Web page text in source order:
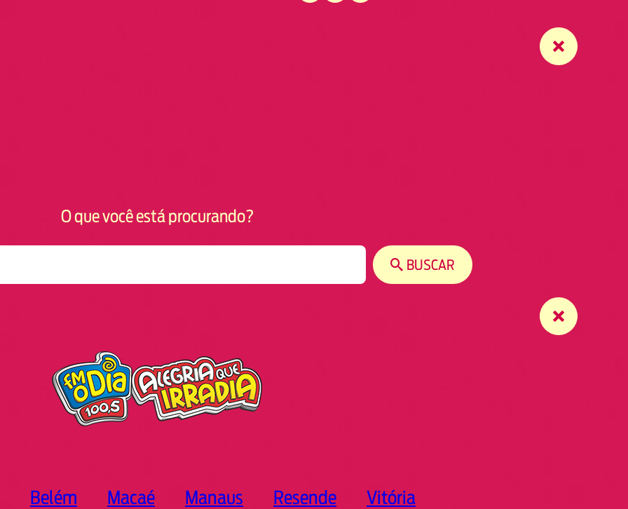
O que você está procurando?
BUSCAR
Belém Macaé Manaus Resende Vitória